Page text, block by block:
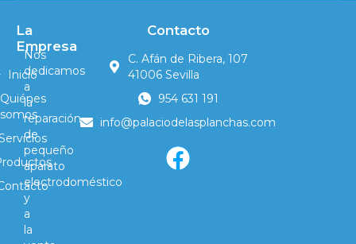
Nos
dedicamos
a
la
reparación
de
pequeño
aparato
electrodoméstico
y
a
la
La
Empresa
Inicio
Quiénes
somos
Contacto
C. Afán de Ribera, 107
41006 Sevilla
954 631 191
info@palaciodelasplanchas.com